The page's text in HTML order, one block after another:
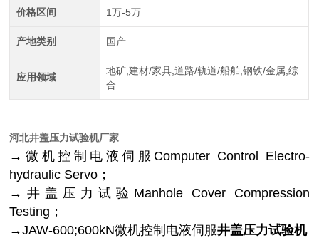
价格区间 1万-5万
产地类别 国产
应用领域
地矿,建材/家具,道路/轨道/船舶,钢铁/金属,综
合
河北井盖压力试验机厂家
→微机控制电液伺服Computer Control Electro-
hydraulic Servo；
→井盖压力试验Manhole Cover Compression
Testing；
→JAW-600;600kN微机控制电液伺服井盖压力试验机